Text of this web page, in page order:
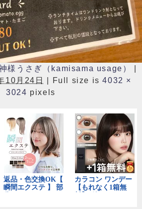
様うさぎ（kamisama usage）
10月24日 Full size is4032 ×
3024 pixels